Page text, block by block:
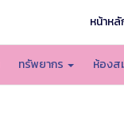
หน้าห
ทรัพยากร ห้องส